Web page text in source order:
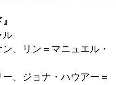
ル
、リン＝マニュエル・
、ジョナ・ハウアー＝